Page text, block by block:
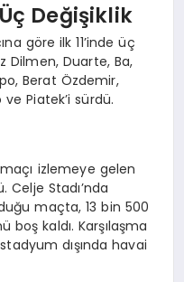
Değişiklik
göre ilk 11’inde üç
Dilmen, Duarte, Ba,
Berat Özdemir,
Piatek’i sürdü.
izlemeye gelen
Celje Stadı’nda
maçta, 13 bin 500
kaldı. Karşılaşma
dışında havai